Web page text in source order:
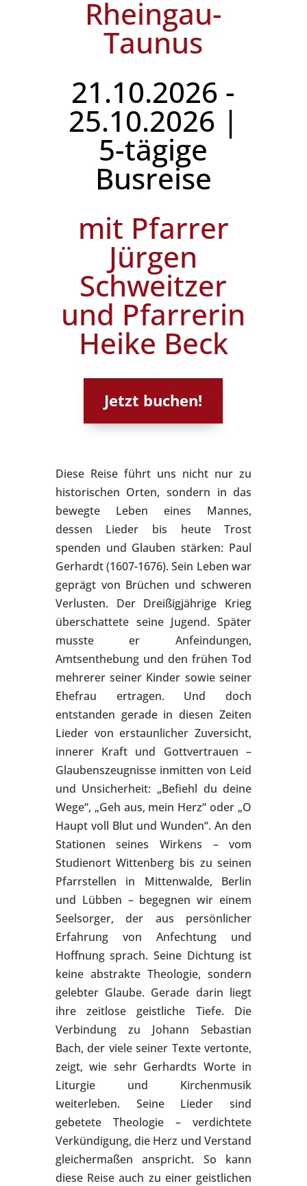
Rheingau-
Taunus
21.10.2026 -
25.10.2026 |
5-tägige
Busreise
mit Pfarrer
Jürgen
Schweitzer
und Pfarrerin
Heike Beck
Jetzt buchen!
Diese Reise führt uns nicht nur zu
historischen Orten, sondern in das
bewegte Leben eines Mannes,
dessen Lieder bis heute Trost
spenden und Glauben stärken: Paul
Gerhardt (1607-1676). Sein Leben war
geprägt von Brüchen und schweren
Verlusten. Der Dreißigjährige Krieg
überschattete seine Jugend. Später
musste er Anfeindungen,
Amtsenthebung und den frühen Tod
mehrerer seiner Kinder sowie seiner
Ehefrau ertragen. Und doch
entstanden gerade in diesen Zeiten
Lieder von erstaunlicher Zuversicht,
innerer Kraft und Gottvertrauen –
Glaubenszeugnisse inmitten von Leid
und Unsicherheit: „Befiehl du deine
Wege“, „Geh aus, mein Herz“ oder „O
Haupt voll Blut und Wunden“. An den
Stationen seines Wirkens – vom
Studienort Wittenberg bis zu seinen
Pfarrstellen in Mittenwalde, Berlin
und Lübben – begegnen wir einem
Seelsorger, der aus persönlicher
Erfahrung von Anfechtung und
Hoffnung sprach. Seine Dichtung ist
keine abstrakte Theologie, sondern
gelebter Glaube. Gerade darin liegt
ihre zeitlose geistliche Tiefe. Die
Verbindung zu Johann Sebastian
Bach, der viele seiner Texte vertonte,
zeigt, wie sehr Gerhardts Worte in
Liturgie und Kirchenmusik
weiterleben. Seine Lieder sind
gebetete Theologie – verdichtete
Verkündigung, die Herz und Verstand
gleichermaßen anspricht. So kann
diese Reise auch zu einer geistlichen